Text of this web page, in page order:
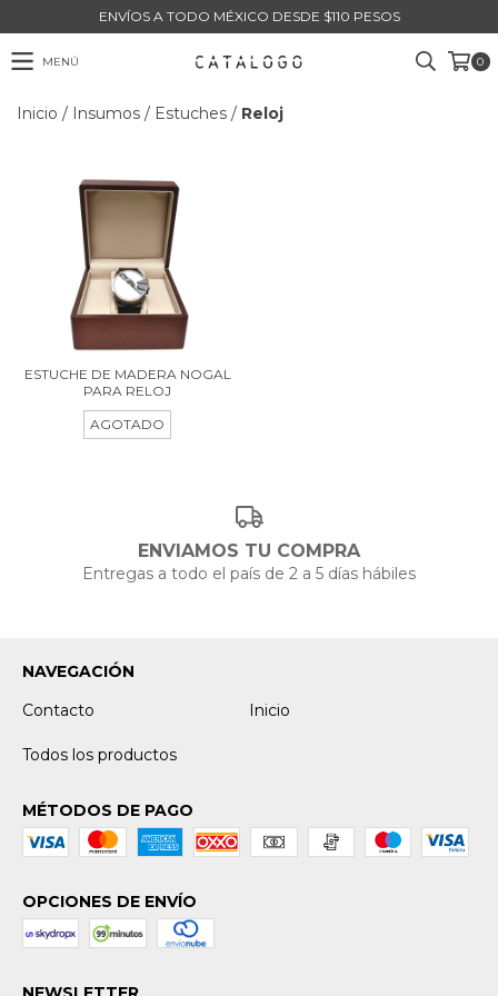
ENVÍOS A TODO MÉXICO DESDE $110 PESOS
MENÚ 0
Inicio / Insumos / Estuches / Reloj
ESTUCHE DE MADERA NOGAL
PARA RELOJ
AGOTADO
ENVIAMOS TU COMPRA
Entregas a todo el país de 2 a 5 días hábiles
NAVEGACIÓN
Contacto
Inicio
Todos los productos
MÉTODOS DE PAGO
OPCIONES DE ENVÍO